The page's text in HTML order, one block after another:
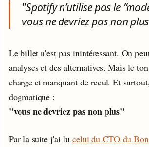
"Spotify n’utilise pas le
vous ne devriez pas non
Le billet n'est pas inintéressant. On
analyses et des alternatives. Mais le
charge et manquant de recul. Et
dogmatique :
"vous ne devriez pas non plus"
Par la suite j'ai lu celui du CTO du